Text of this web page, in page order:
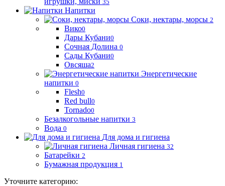
35
Напитки
Соки, нектары, морсы 2
Вико0
Дары Кубани0
Сочная Долина 0
Сады Кубани0
Овсяша2
Энергетические
напитки 0
Flesh0
Red bull0
Tornado0
Безалкогольные напитки 3
Вода 0
Для дома и гигиена
Личная гигиена 32
Батарейки 2
Бумажная продукция 1
Уточните категорию: